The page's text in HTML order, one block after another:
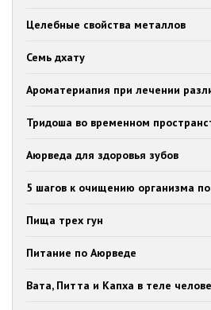
Целебные свойства металлов
Семь дхату
Ароматериапия при лечении
Тридоша во временном
Аюрведа для здоровья зубов
5 шагов к очищению организма
Пища трех гун
Питание по Аюрведе
Вата, Питта и Капха в теле